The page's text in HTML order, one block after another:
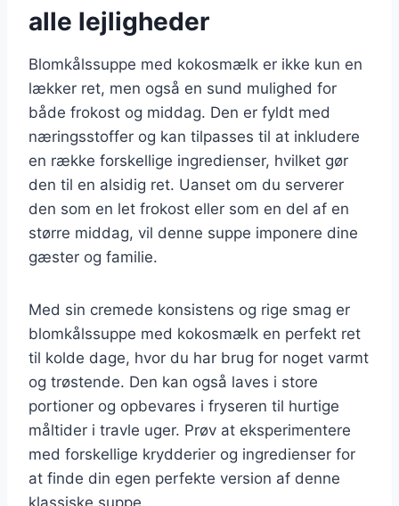
alle lejligheder
Blomkålssuppe med kokosmælk er ikke kun en
lækker ret, men også en sund mulighed for
både frokost og middag. Den er fyldt med
næringsstoffer og kan tilpasses til at inkludere
en række forskellige ingredienser, hvilket gør
den til en alsidig ret. Uanset om du serverer
den som en let frokost eller som en del af en
større middag, vil denne suppe imponere dine
gæster og familie.
Med sin cremede konsistens og rige smag er
blomkålssuppe med kokosmælk en perfekt ret
til kolde dage, hvor du har brug for noget varmt
og trøstende. Den kan også laves i store
portioner og opbevares i fryseren til hurtige
måltider i travle uger. Prøv at eksperimentere
med forskellige krydderier og ingredienser for
at finde din egen perfekte version af denne
klassiske suppe.